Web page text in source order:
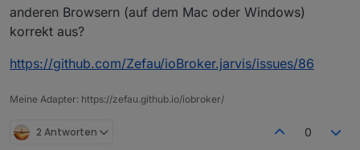
anderen Browsern (auf dem Mac oder Windows)
korrekt aus?
https://github.com/Zefau/ioBroker.jarvis/issues/86
Meine Adapter: https://zefau.github.io/iobroker/
2 Antworten 0